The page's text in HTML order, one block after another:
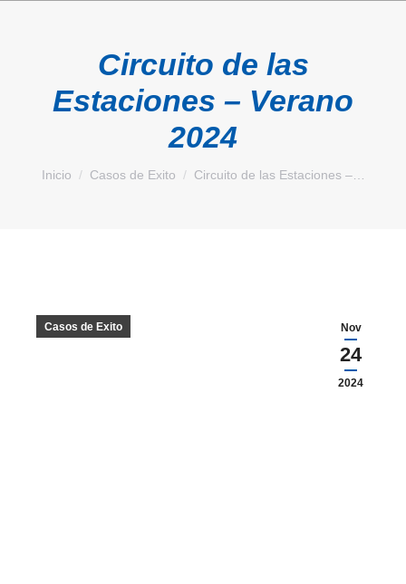
Circuito de las
Estaciones – Verano
2024
Estás aquí:
Inicio Casos de Exito Circuito de las Estaciones –…
Nov
24
2024
Casos de Exito